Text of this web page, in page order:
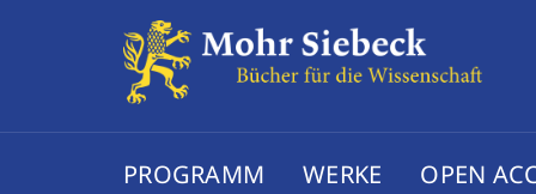
PROGRAMM WERKE OPEN